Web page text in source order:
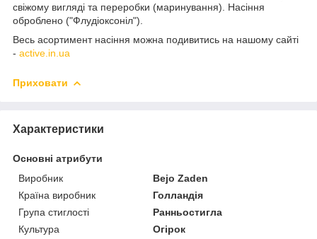
свіжому вигляді та переробки (маринування). Насіння
оброблено ("Флудіоксоніл").
Весь асортимент насіння можна подивитись на нашому сайті
- active.in.ua
Приховати
Характеристики
Основні атрибути
Виробник
Bejo Zaden
Країна виробник
Голландія
Група стиглості
Ранньостигла
Культура
Огірок